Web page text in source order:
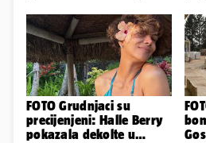
FOTO Grudnjaci su
precijenjeni: Halle Berry
pokazala dekolte u